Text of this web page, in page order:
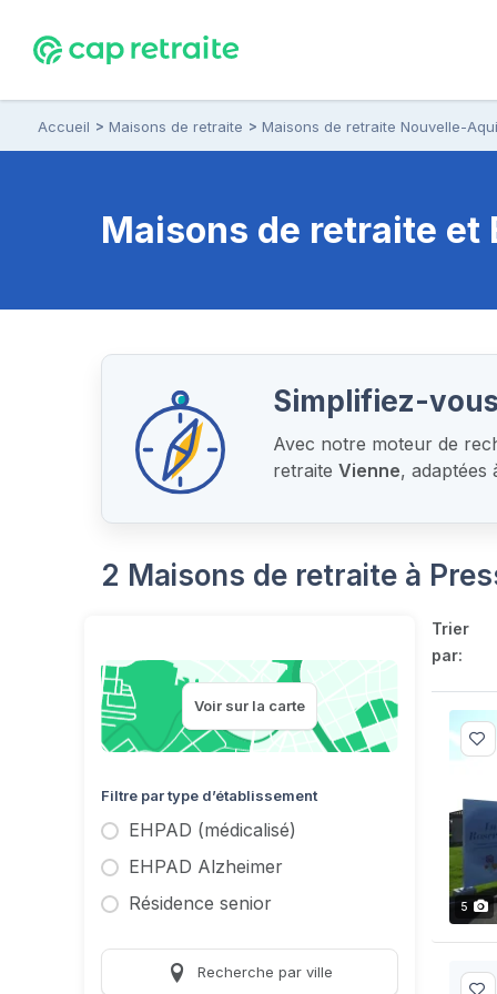
Accueil Maisons de retraite Maisons de retraite Nouvelle-
Maisons de retraite et
Simplifiez-
Avec notre moteur de
retraite Vienne, adaptées
2 Maisons de retraite à
Voir sur la carte
Filtre par type d’établissement
EHPAD (médicalisé)
EHPAD Alzheimer
Résidence senior
Recherche par ville
Trier
par:
5